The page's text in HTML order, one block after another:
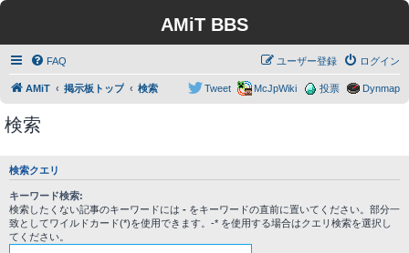
AMiT BBS
FAQ ログイン
ユーザー登録
AMiT 掲示板トップ 検索 Dynmap
投票
McJpWiki
Tweet
検索
検索クエリ
キーワード検索:
検索したくない記事のキーワードには - をキーワードの直前に置いてください。部分一
致としてワイルドカード(*)を使用できます。-* を使用する場合はクエリ検索を選択し
てください。